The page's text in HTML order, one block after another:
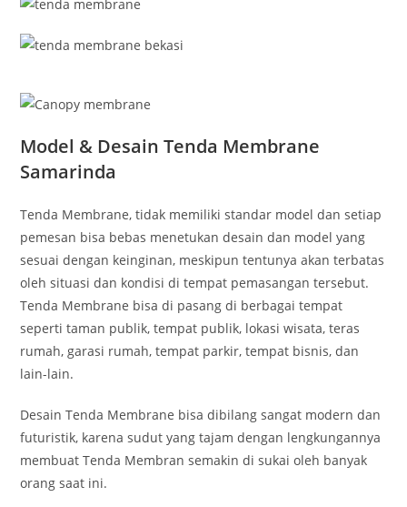
Model & Desain Tenda Membrane
Samarinda
Tenda Membrane, tidak memiliki standar model dan setiap
pemesan bisa bebas menetukan desain dan model yang
sesuai dengan keinginan, meskipun tentunya akan terbatas
oleh situasi dan kondisi di tempat pemasangan tersebut.
Tenda Membrane bisa di pasang di berbagai tempat
seperti taman publik, tempat publik, lokasi wisata, teras
rumah, garasi rumah, tempat parkir, tempat bisnis, dan
lain-lain.
Desain Tenda Membrane bisa dibilang sangat modern dan
futuristik, karena sudut yang tajam dengan lengkungannya
membuat Tenda Membran semakin di sukai oleh banyak
orang saat ini.